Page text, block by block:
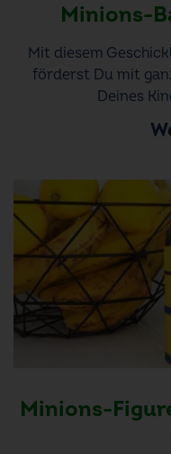
Minions-
Mit diesem
förderst Du mit
Deines
Minions-